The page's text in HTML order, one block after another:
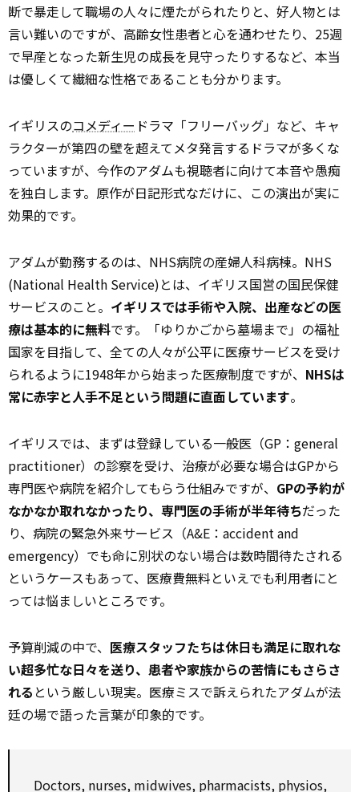
断で暴走して職場の人々に煙たがられたりと、好人物とは
言い難いのですが、高齢女性患者と心を通わせたり、25週
で早産となった新生児の成長を見守ったりするなど、本当
は優しくて繊細な性格であることも分かります。
イギリスのコメディー ドラマ「フリーバッグ」など、キャ
ラクターが第四の壁を超えてメタ発言するドラマが多くな
っていますが、今作のアダムも視聴者に向けて本音や愚痴
を独白します。原作が日記形式なだけに、この演出が実に
効果的です。
アダムが勤務するのは、NHS病院の産婦人科病棟。NHS
(National Health Service)とは、イギリス国営の国民保健
サービスのこと。 イギリスでは手術や入院、出産などの医
療は基本的に無料です。「ゆりかごから墓場まで」の福祉
国家を目指して、全ての人々が公平に医療サービスを受け
られるように1948年から始まった医療制度ですが、 NHSは
常に赤字と人手不足という問題に直面しています。
イギリスでは、まずは登録している一般医（GP：general
practitioner）の診察を受け、治療が必要な場合はGPから
専門医や病院を紹介してもらう仕組みですが、 GPの予約が
なかなか取れなかったり、専門医の手術が半年待ちだった
り、病院の緊急外来サービス（A&E：accident and
emergency）でも命に別状のない場合は数時間待たされる
というケースもあって、医療費無料といえでも利用者にと
っては悩ましいところです。
予算削減の中で、 医療スタッフたちは休日も満足に取れな
い超多忙な日々を送り、患者や家族からの苦情にもさらさ
れる という厳しい現実。医療ミスで訴えられたアダムが法
廷の場で語った言葉が印象的です。
Doctors, nurses, midwives, pharmacists, physios,